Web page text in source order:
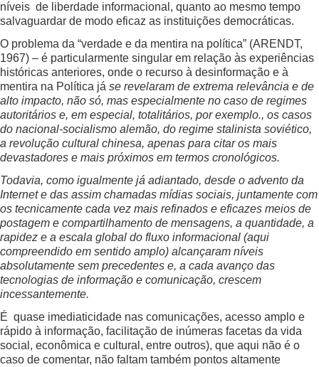
níveis de liberdade informacional, quanto ao mesmo tempo
salvaguardar de modo eficaz as instituições democráticas.
O problema da “verdade e da mentira na política” (ARENDT,
1967) – é particularmente singular em relação às experiências
históricas anteriores, onde o recurso à desinformação e à
mentira na Política já se revelaram de extrema relevância e de
alto impacto, não só, mas especialmente no caso de regimes
autoritários e, em especial, totalitários, por exemplo., os casos
do nacional-socialismo alemão, do regime stalinista soviético,
a revolução cultural chinesa, apenas para citar os mais
devastadores e mais próximos em termos cronológicos.
Todavia, como igualmente já adiantado, desde o advento da
Internet e das assim chamadas mídias sociais, juntamente com
os tecnicamente cada vez mais refinados e eficazes meios de
postagem e compartilhamento de mensagens, a quantidade, a
rapidez e a escala global do fluxo informacional (aqui
compreendido em sentido amplo) alcançaram níveis
absolutamente sem precedentes e, a cada avanço das
tecnologias de informação e comunicação, crescem
incessantemente.
É quase imediaticidade nas comunicações, acesso amplo e
rápido à informação, facilitação de inúmeras facetas da vida
social, econômica e cultural, entre outros), que aqui não é o
caso de comentar, não faltam também pontos altamente